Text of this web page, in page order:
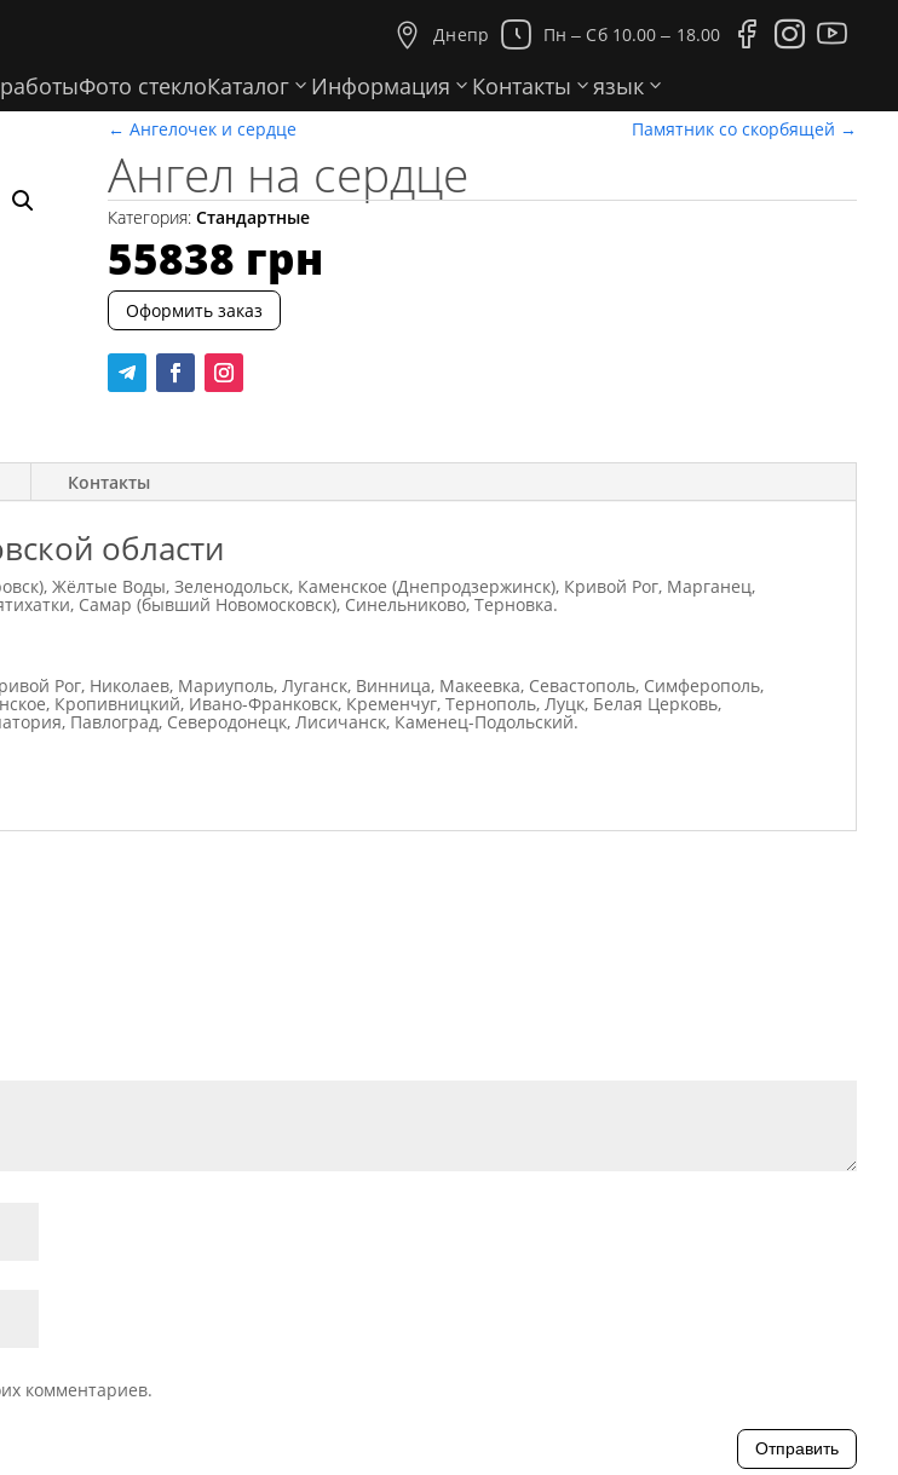
 Днепр  Пн ‒ Сб 10.00 ‒ 18.00   
Фото стеклоКаталог Информация Контакты язык
←Ангелочек и сердце Памятник со скорбящей →
Ангел на сердце
Категория:Стандартные
55838 грн
Оформить заказ
Контакты
области
Жёлтые Воды, Зеленодольск, Каменское (Днепродзержинск), Кривой Рог, Марганец,
Самар (бывший Новомосковск), Синельниково, Терновка.
Рог, Николаев, Мариуполь, Луганск, Винница, Макеевка, Севастополь, Симферополь,
Кропивницкий, Ивано-Франковск, Кременчуг, Тернополь, Луцк, Белая Церковь,
Павлоград, Северодонецк, Лисичанск, Каменец-Подольский.
комментариев.
Отправить